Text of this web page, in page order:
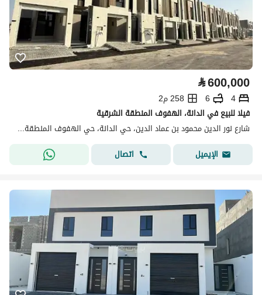
⃁600,000
4
6
258 م2
فيلا للبيع في الدانة، الهفوف المنطقة الشرقية
شارع نور الدين محمود بن عماد الدين، حي الدانة، حي الهفوف المنطقة الشرقية، الأحساء
الإيميل
اتصال